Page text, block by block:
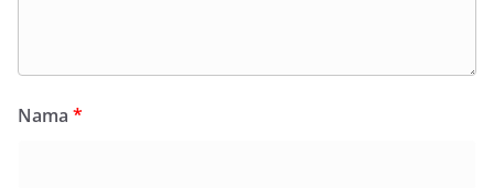
Nama *